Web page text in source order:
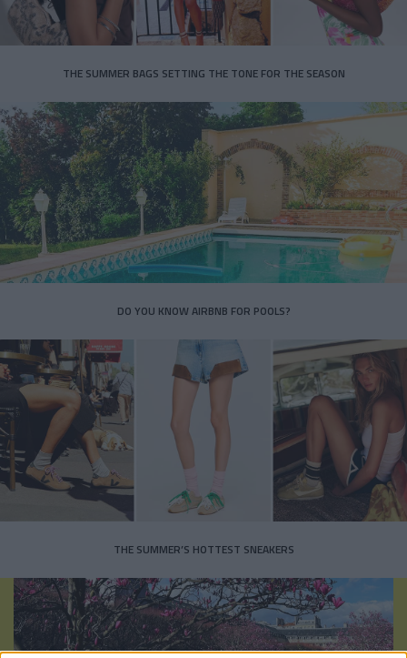
THE SUMMER BAGS SETTING THE TONE FOR THE SEASON
DO YOU KNOW AIRBNB FOR POOLS?
THE SUMMER’S HOTTEST SNEAKERS